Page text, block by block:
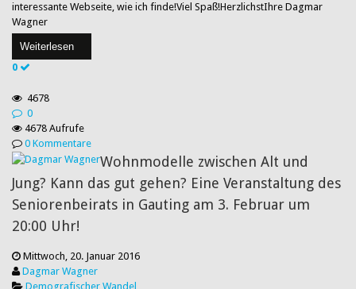
interessante Webseite, wie ich finde!Viel Spaß!HerzlichstIhre Dagmar
Wagner
Weiterlesen
0
4678
0
4678 Aufrufe
0 Kommentare
Wohnmodelle zwischen Alt und
Jung? Kann das gut gehen? Eine Veranstaltung des
Seniorenbeirats in Gauting am 3. Februar um
20:00 Uhr!
Mittwoch, 20. Januar 2016
Dagmar Wagner
Demografischer Wandel